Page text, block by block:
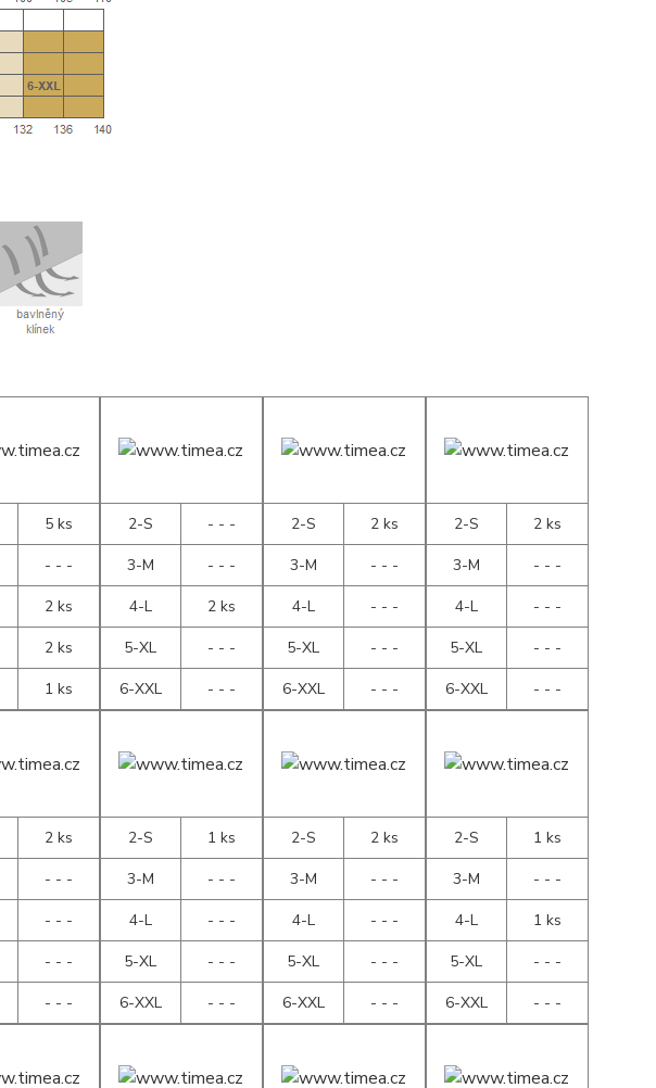
5 ks
- - -
2 ks
2 ks
1 ks
2-S
- - -
3-M
- - -
4-L
2 ks
5-XL
- - -
6-XXL
- - -
2-S
2 ks
3-M
- - -
4-L
- - -
5-XL
- - -
6-XXL
- - -
2-S
2 ks
3-M
- - -
4-L
- - -
5-XL
- - -
6-XXL
- - -
2 ks
- - -
- - -
- - -
- - -
2-S
1 ks
3-M
- - -
4-L
- - -
5-XL
- - -
6-XXL
- - -
2-S
2 ks
3-M
- - -
4-L
- - -
5-XL
- - -
6-XXL
- - -
2-S
1 ks
3-M
- - -
4-L
1 ks
5-XL
- - -
6-XXL
- - -